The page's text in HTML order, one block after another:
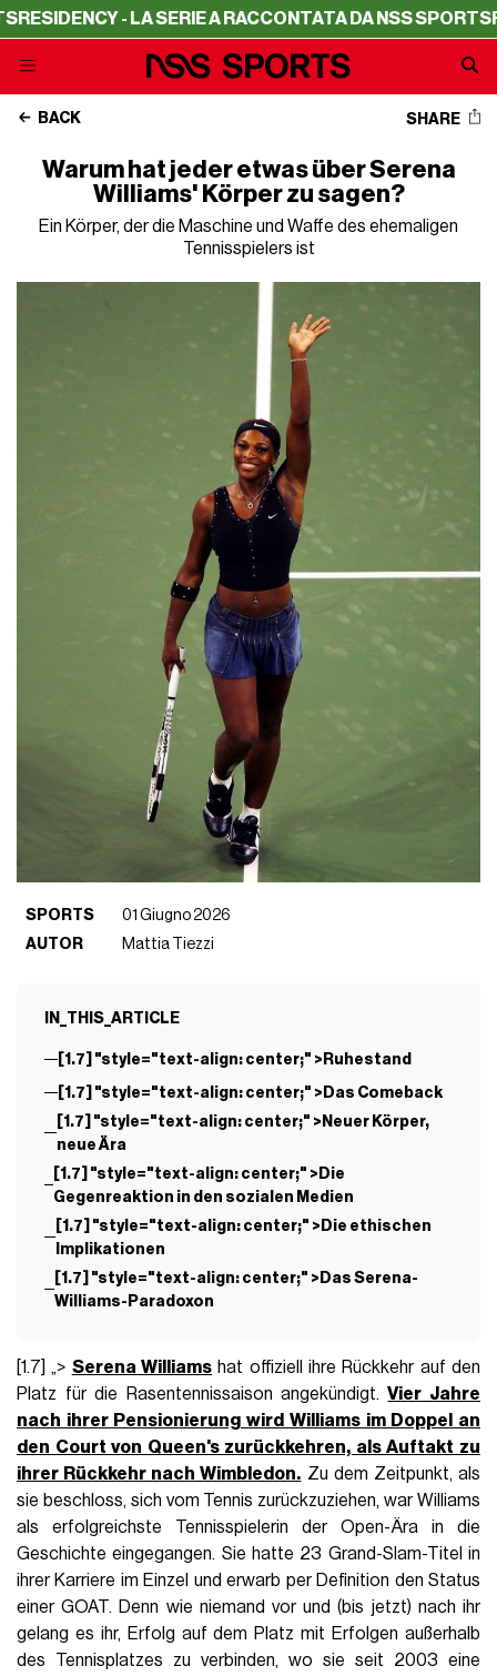
- LA SERIE A RACCONTATA DA NSS SPORTSRESIDENCY
BACK SHARE
Warum hat jeder etwas über Serena
Williams' Körper zu sagen?
Ein Körper, der die Maschine und Waffe des ehemaligen
Tennisspielers ist
SPORTS
01 Giugno 2026
AUTOR
Mattia Tiezzi
IN_THIS_ARTICLE
[1.7] "style="text-align: center;" >Ruhestand
[1.7] "style="text-align: center;" >Das Comeback
[1.7] "style="text-align: center;" >Neuer Körper,
neue Ära
[1.7] "style="text-align: center;" >Die
Gegenreaktion in den sozialen Medien
[1.7] "style="text-align: center;" >Die ethischen
Implikationen
[1.7] "style="text-align: center;" >Das Serena-
Williams-Paradoxon
[1.7] „> Serena Williams hat offiziell ihre Rückkehr auf den
Platz für die Rasentennissaison angekündigt.Vier Jahre
nach ihrer Pensionierung wird Williams im Doppel an
den Court von Queen's zurückkehren, als Auftakt zu
ihrer Rückkehr nach Wimbledon. Zu dem Zeitpunkt, als
sie beschloss, sich vom Tennis zurückzuziehen, war Williams
als erfolgreichste Tennisspielerin der Open-Ära in die
Geschichte eingegangen. Sie hatte 23 Grand-Slam-Titel in
ihrer Karriere im Einzel und erwarb per Definition den Status
einer GOAT. Denn wie niemand vor und (bis jetzt) nach ihr
gelang es ihr, Erfolg auf dem Platz mit Erfolgen außerhalb
des Tennisplatzes zu verbinden, wo sie seit 2003 eine